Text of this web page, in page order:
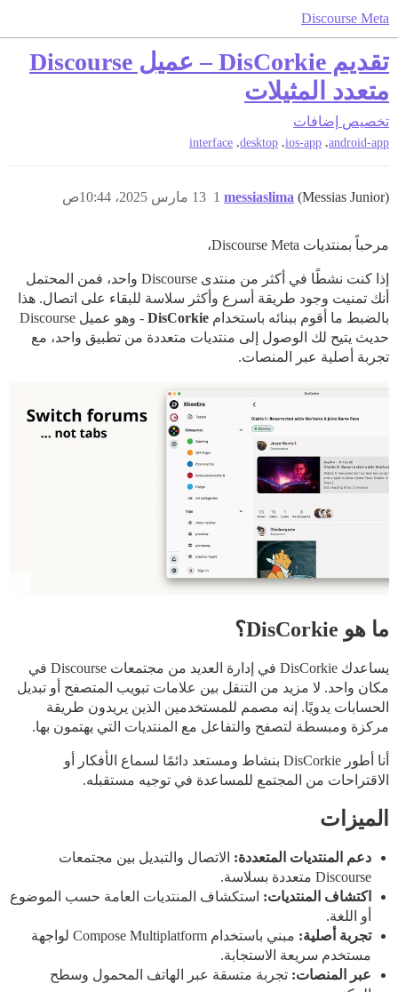
Discourse Meta
تقديم DisCorkie – عميل Discourse
متعدد المثيلات
تخصيص إضافات
android-app
,
ios-app
,
desktop
,
interface
messiaslima (Messias Junior) 13 مارس 2025، 10:44ص 1
مرحباً بمنتديات Discourse Meta،
إذا كنت نشطًا في أكثر من منتدى Discourse واحد، فمن المحتمل
أنك تمنيت وجود طريقة أسرع وأكثر سلاسة للبقاء على اتصال. هذا
بالضبط ما أقوم ببنائه باستخدام DisCorkie
- وهو عميل Discourse
حديث يتيح لك الوصول إلى منتديات متعددة من تطبيق واحد، مع
تجربة أصلية عبر المنصات.
ما هو DisCorkie؟
يساعدك DisCorkie في إدارة العديد من مجتمعات Discourse في
مكان واحد. لا مزيد من التنقل بين علامات تبويب المتصفح أو تبديل
الحسابات يدويًا. إنه مصمم للمستخدمين الذين يريدون طريقة
مركزة ومبسطة لتصفح والتفاعل مع المنتديات التي يهتمون بها.
أنا أطور DisCorkie بنشاط ومستعد دائمًا لسماع الأفكار أو
الاقتراحات من المجتمع للمساعدة في توجيه مستقبله.
الميزات
دعم المنتديات المتعددة: الاتصال والتبديل بين مجتمعات
Discourse متعددة بسلاسة.
اكتشاف المنتديات: استكشاف المنتديات العامة حسب الموضوع
أو اللغة.
تجربة أصلية:
مبني باستخدام Compose Multiplatform لواجهة
مستخدم سريعة الاستجابة.
عبر المنصات: تجربة متسقة عبر الهاتف المحمول وسطح